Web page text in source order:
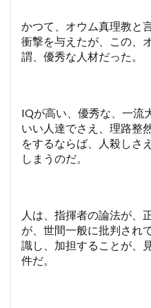
かつて、オウム真理教と
衝撃を与えたが、この、
謂、優秀な人材だった。
IQが高い、優秀な、一流
いい人達でさえ、理路整
をするならば、人殺しさ
しまうのだ。
人は、指揮者の論法が、
が、世間一般に批判され
識し、加担することが、
件だ。